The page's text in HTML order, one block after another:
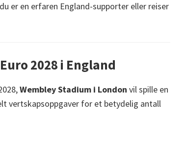
er en erfaren England-supporter eller reiser
2028 i England
Wembley Stadium i London vil spille en
vertskapsoppgaver for et betydelig antall